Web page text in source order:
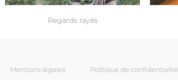
Regards rayés
Mentions légales Politique de confidentialité